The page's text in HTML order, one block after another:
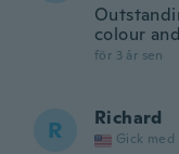
colour
för 3 år sen
R Richard
Gick med